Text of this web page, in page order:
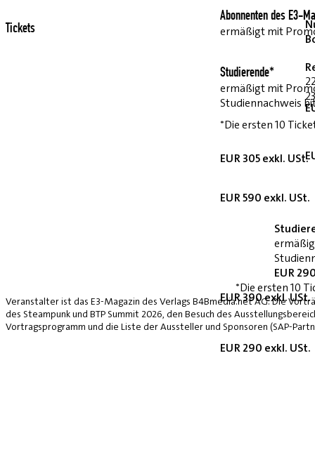
Abonnenten des E3-
ermäßigt mit
Studierende*
ermäßigt mit
Studiennachweis
*Die ersten 10
EUR 305 exkl. USt.
EUR 590 exkl. USt.
EUR 390 exkl. USt.
EUR 290 exkl. USt.
Tickets
EUR
*Die ersten 10
Veranstalter ist das E3-Magazin des Verlags B4Bmedia.net AG. Die
des Steampunk und BTP Summit 2026, den Besuch des
Vortragsprogramm und die Liste der Aussteller und Sponsoren (SAP-